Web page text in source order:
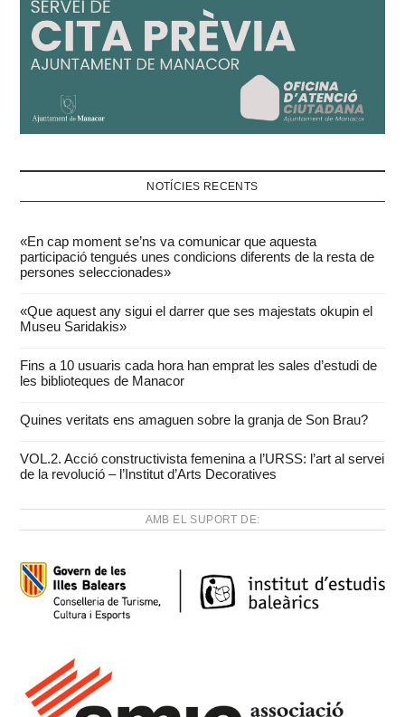
NOTÍCIES RECENTS
«En cap moment se’ns va comunicar que aquesta
participació tengués unes condicions diferents de la resta de
persones seleccionades»
«Que aquest any sigui el darrer que ses majestats okupin el
Museu Saridakis»
Fins a 10 usuaris cada hora han emprat les sales d’estudi de
les biblioteques de Manacor
Quines veritats ens amaguen sobre la granja de Son Brau?
VOL.2. Acció constructivista femenina a l’URSS: l’art al servei
de la revolució – l’Institut d’Arts Decoratives
AMB EL SUPORT DE: